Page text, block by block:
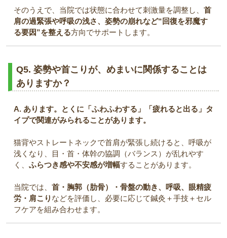
そのうえで、当院では状態に合わせて刺激量を調整し、 首
肩の過緊張や呼吸の浅さ、姿勢の崩れなど“回復を邪魔す
る要因”を整える方向でサポートします。
Q5. 姿勢や首こりが、めまいに関係することは
ありますか？
A. あります。とくに「ふわふわする」「疲れると出る」タ
イプで関連がみられることがあります。
猫背やストレートネックで首肩が緊張し続けると、呼吸が
浅くなり、目・首・体幹の協調（バランス）が乱れやす
く、 ふらつき感や不安感が増幅することがあります。
当院では、 首・胸郭（肋骨）・骨盤の動き、呼吸、眼精疲
労・肩こり などを評価し、必要に応じて鍼灸＋手技＋セル
フケアを組み合わせます。